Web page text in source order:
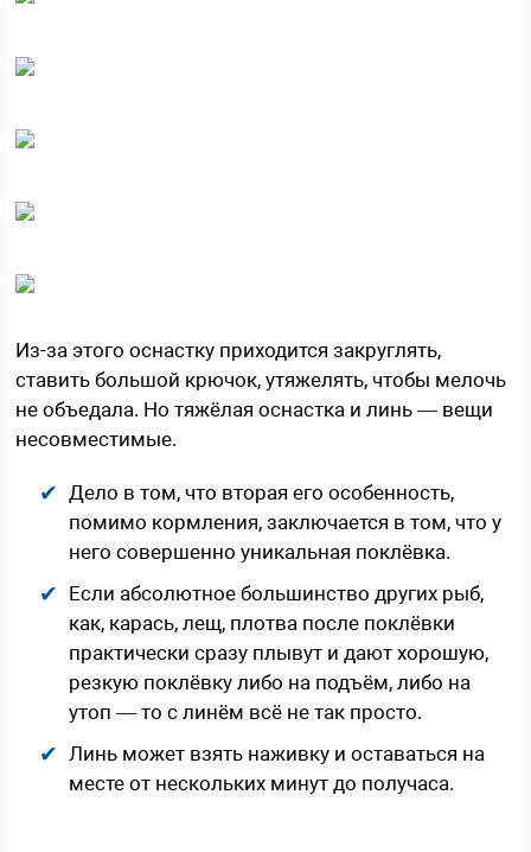
Из-за этого оснастку приходится закруглять,
ставить большой крючок, утяжелять, чтобы мелочь
не объедала. Но тяжёлая оснастка и линь — вещи
несовместимые.
Дело в том, что вторая его особенность,
помимо кормления, заключается в том, что у
него совершенно уникальная поклёвка.
Если абсолютное большинство других рыб,
как, карась, лещ, плотва после поклёвки
практически сразу плывут и дают хорошую,
резкую поклёвку либо на подъём, либо на
утоп — то с линём всё не так просто.
Линь может взять наживку и оставаться на
месте от нескольких минут до получаса.